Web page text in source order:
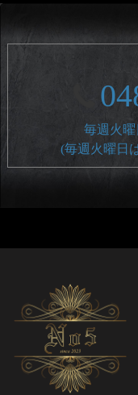
毎週火曜
(毎週火曜日